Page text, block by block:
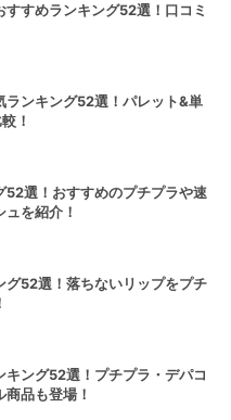
すめランキング52選！口コミ
ランキング52選！パレット&単
！
52選！おすすめのプチプラや速
を紹介！
グ52選！落ちないリップをプチ
ング52選！プチプラ・デパコ
品も登場！